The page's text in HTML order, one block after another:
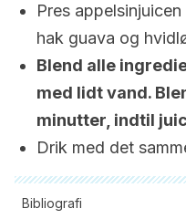
Pres
hak guava og
Blend alle
med lidt vand.
minutter, indtil
Drik med det
Bibliografi